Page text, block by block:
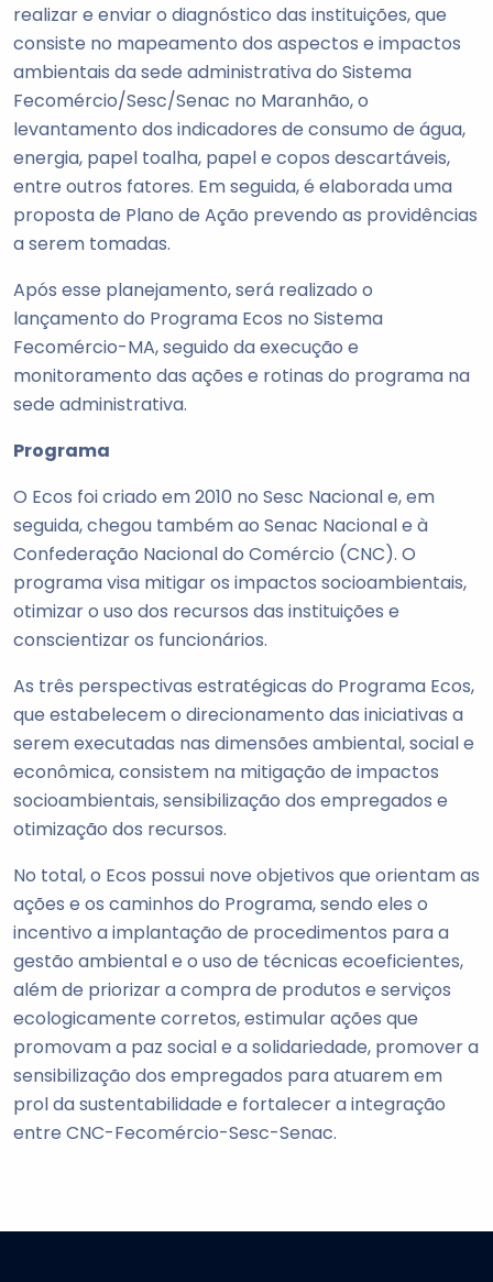
realizar e enviar o diagnóstico das instituições, que
consiste no mapeamento dos aspectos e impactos
ambientais da sede administrativa do Sistema
Fecomércio/Sesc/Senac no Maranhão, o
levantamento dos indicadores de consumo de água,
energia, papel toalha, papel e copos descartáveis,
entre outros fatores. Em seguida, é elaborada uma
proposta de Plano de Ação prevendo as providências
a serem tomadas.
Após esse planejamento, será realizado o
lançamento do Programa Ecos no Sistema
Fecomércio-MA, seguido da execução e
monitoramento das ações e rotinas do programa na
sede administrativa.
Programa
O Ecos foi criado em 2010 no Sesc Nacional e, em
seguida, chegou também ao Senac Nacional e à
Confederação Nacional do Comércio (CNC). O
programa visa mitigar os impactos socioambientais,
otimizar o uso dos recursos das instituições e
conscientizar os funcionários.
As três perspectivas estratégicas do Programa Ecos,
que estabelecem o direcionamento das iniciativas a
serem executadas nas dimensões ambiental, social e
econômica, consistem na mitigação de impactos
socioambientais, sensibilização dos empregados e
otimização dos recursos.
No total, o Ecos possui nove objetivos que orientam as
ações e os caminhos do Programa, sendo eles o
incentivo a implantação de procedimentos para a
gestão ambiental e o uso de técnicas ecoeficientes,
além de priorizar a compra de produtos e serviços
ecologicamente corretos, estimular ações que
promovam a paz social e a solidariedade, promover a
sensibilização dos empregados para atuarem em
prol da sustentabilidade e fortalecer a integração
entre CNC-Fecomércio-Sesc-Senac.